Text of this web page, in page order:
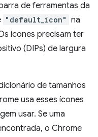
de ferramentas da
"default_icon" na
ícones precisam ter
(DIPs) de largura
de tamanhos
usa esses ícones
usar. Se uma
o Chrome